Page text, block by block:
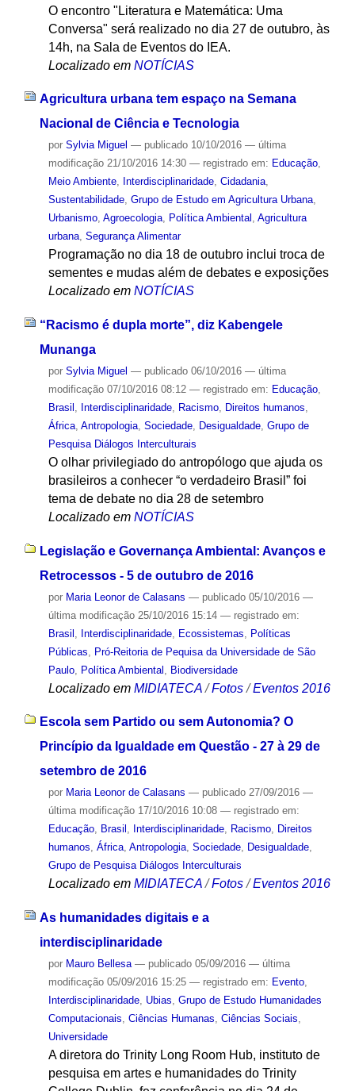
O encontro "Literatura e Matemática: Uma
Conversa" será realizado no dia 27 de outubro, às
14h, na Sala de Eventos do IEA.
Localizado em NOTÍCIAS
Agricultura urbana tem espaço na Semana
Nacional de Ciência e Tecnologia
por Sylvia Miguel — publicado10/10/2016 — última
modificação21/10/2016 14:30 — registrado em: Educação,
Meio Ambiente, Interdisciplinaridade, Cidadania,
Sustentabilidade, Grupo de Estudo em Agricultura Urbana,
Urbanismo, Agroecologia, Política Ambiental , Agricultura
urbana, Segurança Alimentar
Programação no dia 18 de outubro inclui troca de
sementes e mudas além de debates e exposições
Localizado em NOTÍCIAS
“Racismo é dupla morte”, diz Kabengele
Munanga
por Sylvia Miguel — publicado06/10/2016 — última
modificação07/10/2016 08:12 — registrado em: Educação,
Brasil , Interdisciplinaridade, Racismo, Direitos humanos,
África, Antropologia, Sociedade, Desigualdade, Grupo de
Pesquisa Diálogos Interculturais
O olhar privilegiado do antropólogo que ajuda os
brasileiros a conhecer “o verdadeiro Brasil” foi
tema de debate no dia 28 de setembro
Localizado em NOTÍCIAS
Legislação e Governança Ambiental: Avanços e
Retrocessos - 5 de outubro de 2016
por Maria Leonor de Calasans — publicado05/10/2016 —
última modificação25/10/2016 15:14 — registrado em:
Brasil
Interdisciplinaridade, Ecossistemas
Políticas
Públicas
Pró-Reitoria de Pequisa da Universidade de São
Paulo, Política Ambiental Biodiversidade
Localizado em MIDIATECA /Fotos /Eventos 2016
Escola sem Partido ou sem Autonomia? O
Princípio da Igualdade em Questão - 27 à 29 de
setembro de 2016
por Maria Leonor de Calasans — publicado27/09/2016 —
última modificação17/10/2016 10:08 — registrado em:
Educação, Brasil , Interdisciplinaridade, Racismo, Direitos
humanos, África, Antropologia, Sociedade, Desigualdade,
Grupo de Pesquisa Diálogos Interculturais
Localizado em MIDIATECA /Fotos /Eventos 2016
As humanidades digitais e a
interdisciplinaridade
por Mauro Bellesa — publicado05/09/2016 — última
modificação05/09/2016 15:25 — registrado em: Evento,
Interdisciplinaridade, Ubias, Grupo de Estudo Humanidades
Computacionais, Ciências Humanas, Ciências Sociais,
Universidade
A diretora do Trinity Long Room Hub, instituto de
pesquisa em artes e humanidades do Trinity